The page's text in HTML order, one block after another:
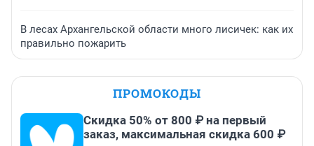
В лесах Архангельской области много лисичек: как их
правильно пожарить
ПРОМОКОДЫ
Скидка 50% от 800 ₽ на первый
заказ, максимальная скидка 600 ₽